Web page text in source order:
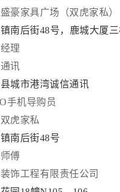
豪家具广场（双虎家私）
南后街48号，鹿城大厦三
理
讯
城市港湾诚信通讯
手机导购员
虎家私
南后街48号
傅
饰工程有限责任公司